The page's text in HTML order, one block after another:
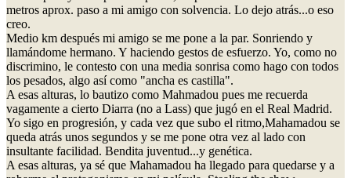
metros aprox. paso a mi amigo con solvencia. Lo dejo atrás...o eso
creo.
Medio km después mi amigo se me pone a la par. Sonriendo y
llamándome hermano. Y haciendo gestos de esfuerzo. Yo, como no
discrimino, le contesto con una media sonrisa como hago con todos
los pesados, algo así como "ancha es castilla".
A esas alturas, lo bautizo como Mahmadou pues me recuerda
vagamente a cierto Diarra (no a Lass) que jugó en el Real Madrid.
Yo sigo en progresión, y cada vez que subo el ritmo,Mahamadou se
queda atrás unos segundos y se me pone otra vez al lado con
insultante facilidad. Bendita juventud...y genética.
A esas alturas, ya sé que Mahamadou ha llegado para quedarse y a